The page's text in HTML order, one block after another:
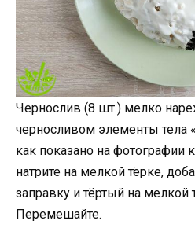
Чернослив (8 шт.) мелко
черносливом элементы тела
как показано на фотографии
натрите на мелкой тёрке,
заправку и тёртый на мелкой
Перемешайте.